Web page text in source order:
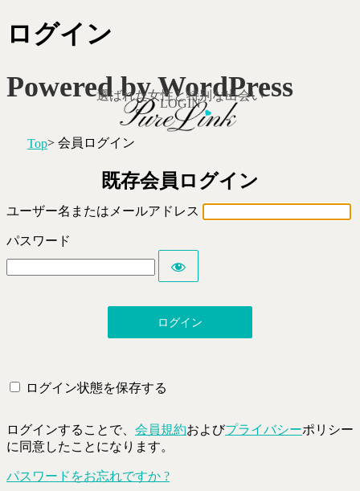
ログイン
Powered by WordPress
選ばれた女性と特別な出会い
LOGIN
Top> 会員ログイン
既存会員ログイン
ユーザー名またはメールアドレス
パスワード
ログイン状態を保存する
ログインすることで、 会員規約およびプライバシーポリシー
に同意したことになります。
パスワードをお忘れですか ?